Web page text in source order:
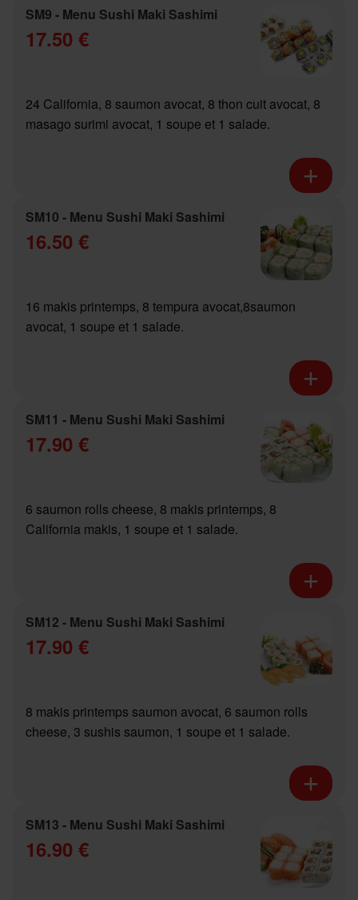
SM9 - Menu Sushi Maki Sashimi
17.50 €
24 California, 8 saumon avocat, 8 thon cuit avocat, 8
masago surimi avocat, 1 soupe et 1 salade.
SM10 - Menu Sushi Maki Sashimi
16.50 €
16 makis printemps, 8 tempura avocat,8saumon
avocat, 1 soupe et 1 salade.
SM11 - Menu Sushi Maki Sashimi
17.90 €
6 saumon rolls cheese, 8 makis printemps, 8
California makis, 1 soupe et 1 salade.
SM12 - Menu Sushi Maki Sashimi
17.90 €
8 makis printemps saumon avocat, 6 saumon rolls
cheese, 3 sushis saumon, 1 soupe et 1 salade.
SM13 - Menu Sushi Maki Sashimi
16.90 €